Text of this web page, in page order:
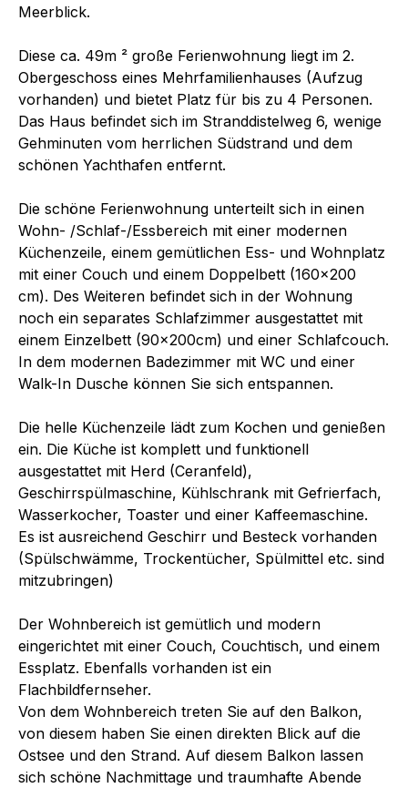
Meerblick.
Diese ca. 49m ² große Ferienwohnung liegt im 2.
Obergeschoss eines Mehrfamilienhauses (Aufzug
vorhanden) und bietet Platz für bis zu 4 Personen.
Das Haus befindet sich im Stranddistelweg 6, wenige
Gehminuten vom herrlichen Südstrand und dem
schönen Yachthafen entfernt.
Die schöne Ferienwohnung unterteilt sich in einen
Wohn- /Schlaf-/Essbereich mit einer modernen
Küchenzeile, einem gemütlichen Ess- und Wohnplatz
mit einer Couch und einem Doppelbett (160x200
cm). Des Weiteren befindet sich in der Wohnung
noch ein separates Schlafzimmer ausgestattet mit
einem Einzelbett (90x200cm) und einer Schlafcouch.
In dem modernen Badezimmer mit WC und einer
Walk-In Dusche können Sie sich entspannen.
Die helle Küchenzeile lädt zum Kochen und genießen
ein. Die Küche ist komplett und funktionell
ausgestattet mit Herd (Ceranfeld),
Geschirrspülmaschine, Kühlschrank mit Gefrierfach,
Wasserkocher, Toaster und einer Kaffeemaschine.
Es ist ausreichend Geschirr und Besteck vorhanden
(Spülschwämme, Trockentücher, Spülmittel etc. sind
mitzubringen)
Der Wohnbereich ist gemütlich und modern
eingerichtet mit einer Couch, Couchtisch, und einem
Essplatz. Ebenfalls vorhanden ist ein
Flachbildfernseher.
Von dem Wohnbereich treten Sie auf den Balkon,
von diesem haben Sie einen direkten Blick auf die
Ostsee und den Strand. Auf diesem Balkon lassen
sich schöne Nachmittage und traumhafte Abende